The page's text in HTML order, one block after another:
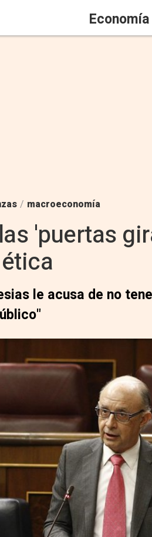
Economía
/ macroeconomía
'puertas
le acusa de no